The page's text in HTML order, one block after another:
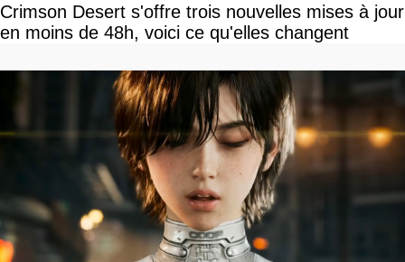
Crimson Desert s'offre trois nouvelles mises à jour
en moins de 48h, voici ce qu'elles changent